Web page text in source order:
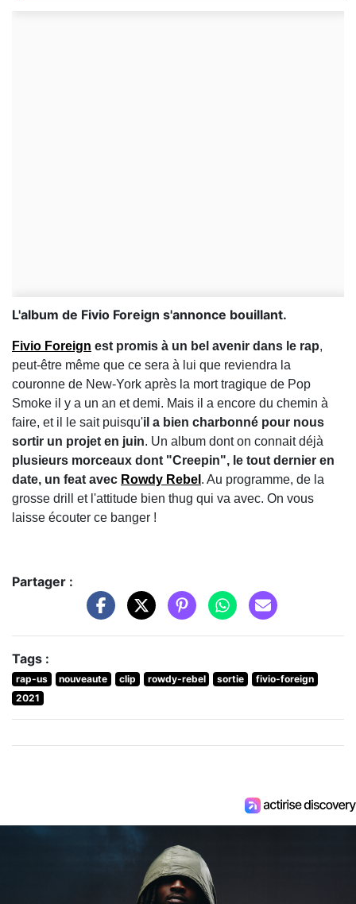
L'album de Fivio Foreign s'annonce bouillant.
Fivio Foreign est promis à un bel avenir dans le rap,
peut-être même que ce sera à lui que reviendra la
couronne de New-York après la mort tragique de Pop
Smoke il y a un an et demi. Mais il a encore du chemin à
faire, et il le sait puisqu'il a bien charbonné pour nous
sortir un projet en juin. Un album dont on connait déjà
plusieurs morceaux dont "Creepin", le tout dernier en
date, un feat avec Rowdy Rebel . Au programme, de la
grosse drill et l'attitude bien thug qui va avec. On vous
laisse écouter ce banger !
Partager :
Tags :
rap-us nouveaute clip rowdy-rebel sortie
fivio-foreign
2021